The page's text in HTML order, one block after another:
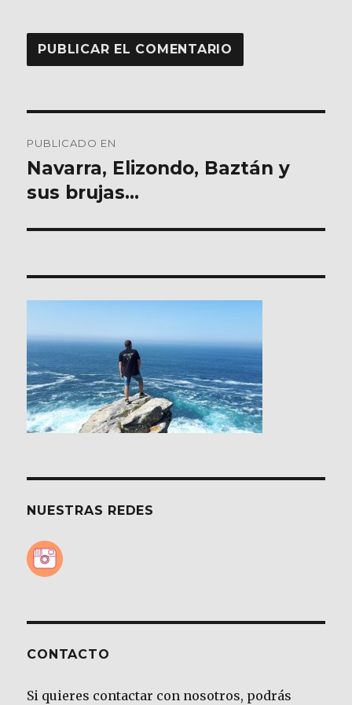
de
entradas
PUBLICADO EN
Navarra, Elizondo, Baztán y
sus brujas…
NUESTRAS REDES
CONTACTO
Si quieres contactar con nosotros, podrás